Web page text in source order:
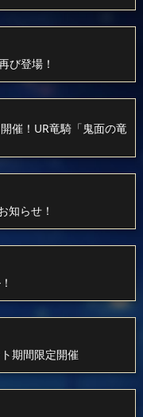
び登場！
催！UR竜騎「鬼面の竜
知らせ！
期間限定開催